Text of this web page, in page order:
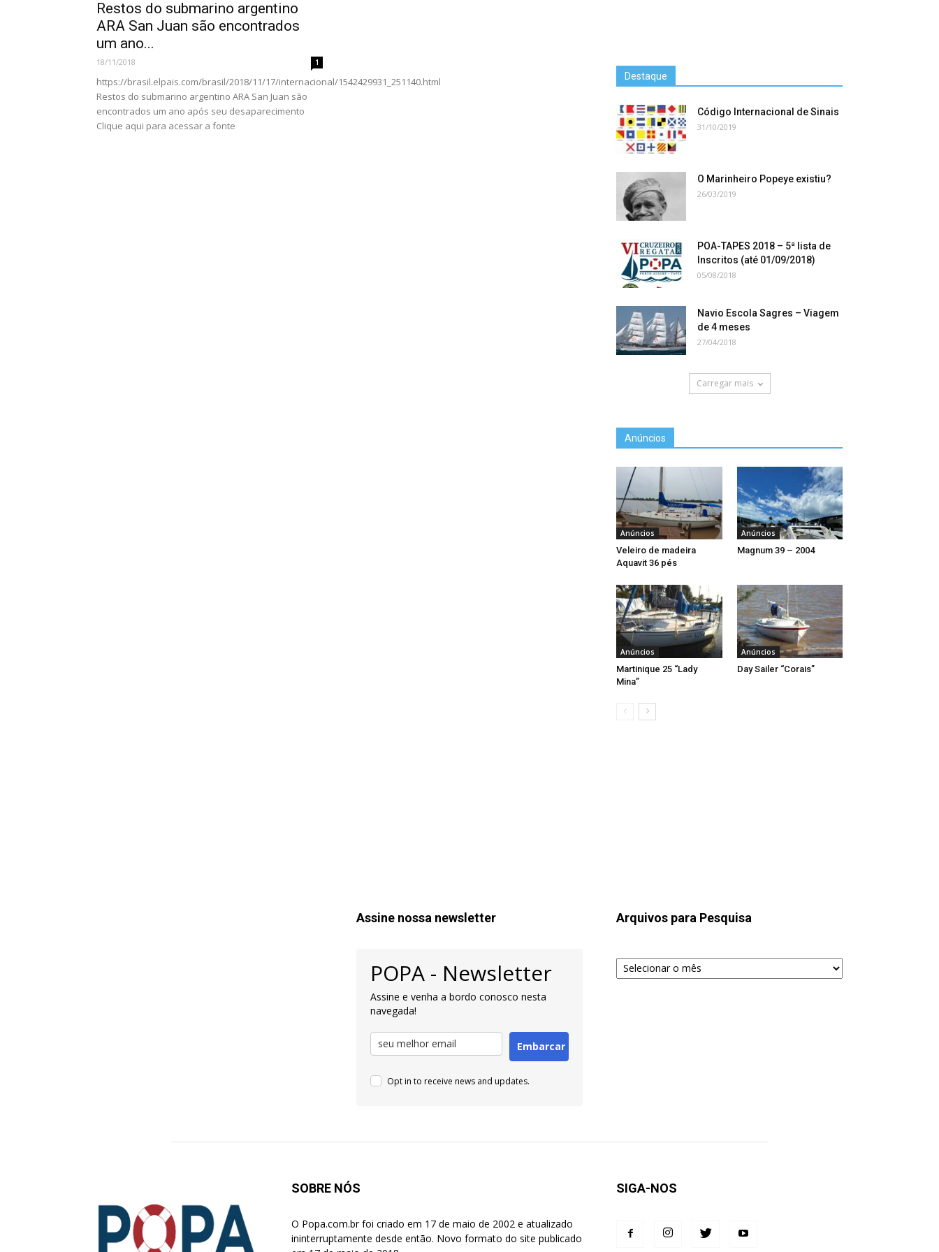
Restos do submarino argentino
ARA San Juan são encontrados
um ano...
18/11/2018 1
https://brasil.elpais.com/brasil/2018/11/17/internacional/1542429931_251140.html
Restos do submarino argentino ARA San Juan são
encontrados um ano após seu desaparecimento
Clique aqui para acessar a fonte
Destaque
Código Internacional de Sinais
31/10/2019
O Marinheiro Popeye existiu?
26/03/2019
POA-TAPES 2018 – 5ª lista de
Inscritos (até 01/09/2018)
05/08/2018
Navio Escola Sagres – Viagem
de 4 meses
27/04/2018
Carregar mais
Anúncios
Anúncios
Veleiro de madeira
Aquavit 36 pés
Anúncios
Magnum 39 – 2004
Anúncios
Martinique 25 “Lady
Mina”
Anúncios
Day Sailer “Corais”
Assine nossa newsletter
POPA - Newsletter
Assine e venha a bordo conosco nesta
navegada!
Embarcar
Opt in to receive news and updates.
Arquivos para Pesquisa
Arquivos
para
SOBRE NÓS
O Popa.com.br foi criado em 17 de maio de 2002 e atualizado
ininterruptamente desde então. Novo formato do site publicado
SIGA-NOS